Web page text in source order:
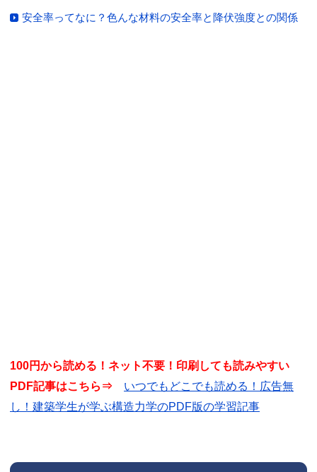
安全率ってなに？色んな材料の安全率と降伏強度との関係
100円から読める！ネット不要！印刷しても読みやすい
PDF記事はこちら⇒ いつでもどこでも読める！広告無
し！建築学生が学ぶ構造力学のPDF版の学習記事